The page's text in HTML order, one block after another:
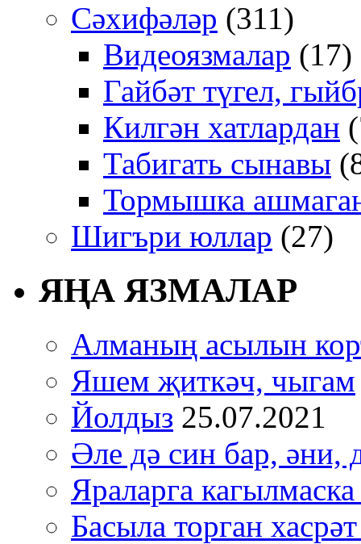
Сәхифәләр (311)
Видеоязмалар (17)
Гайбәт түгел,
Килгән хатлардан
Табигать сынавы
Тормышка
Шигъри юллар (27)
ЯҢА ЯЗМАЛАР
Алманың асылын
Яшем җиткәч, чыгам
Йолдыз 25.07.2021
Әле дә син бар, әни,
Яраларга
Басыла торган